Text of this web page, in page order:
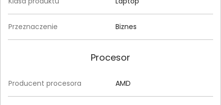
Przeznaczenie Biznes
Procesor
Producent procesora AMD